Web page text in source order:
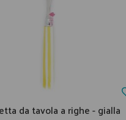
da tavola a righe - gialla